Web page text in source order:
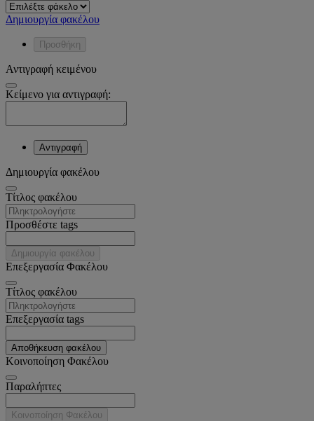
Δημιουργία φακέλου
Προσθήκη
Αντιγραφή κειμένου
Κείμενο για αντιγραφή:
Αντιγραφή
Δημιουργία φακέλου
Tίτλος φακέλου
Προσθέστε tags
Δημιουργία φακέλου
Επεξεργασία Φακέλου
Tίτλος φακέλου
Επεξεργασία tags
Αποθήκευση φακέλου
Κοινοποίηση Φακέλου
Παραλήπτες
Κοινοποίηση Φακέλου